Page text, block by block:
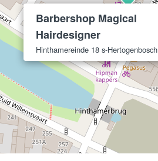
Barbershop Magical
Hairdesigner
Hinthamereinde 18 s-Hertogenbosch